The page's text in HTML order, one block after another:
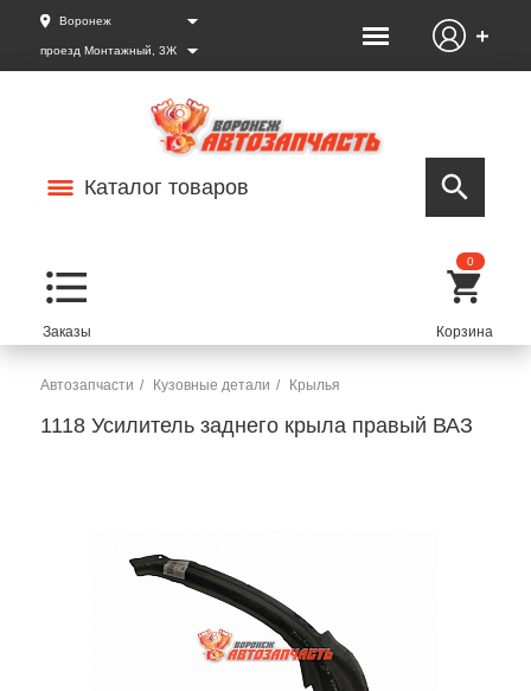
Воронеж
проезд Монтажный, 3Ж
Каталог товаров
0
Автозапчасти Кузовные детали Крылья
1118 Усилитель заднего крыла правый ВАЗ